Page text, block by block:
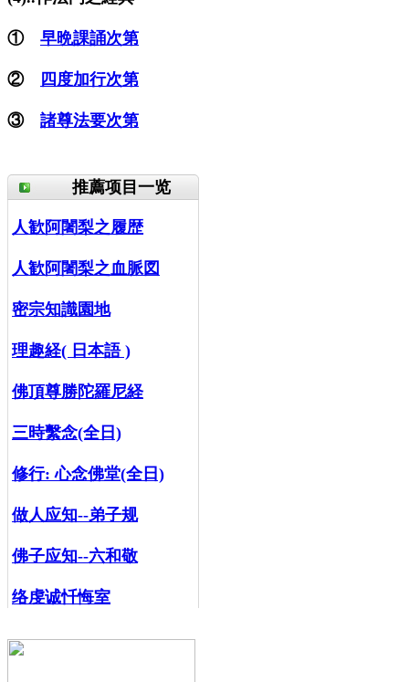
① 早晩課誦次第
② 四度加行次第
③ 諸尊法要次第
推薦项目一览
人歓阿闍梨之履歴
人歓阿闍梨之血脈図
密宗知識園地
理趣経( 日本語 )
佛頂尊勝陀羅尼経
三時繫念(全日)
修行:心念佛堂(全日)
做人应知--弟子规
佛子应知--六和敬
络虔诚忏悔室